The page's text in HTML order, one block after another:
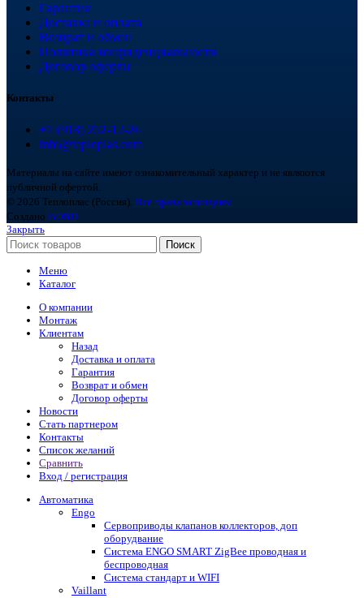
Гарантия
Доставка и оплата
Возврат и обмен
Политика конфиденциальности
Договор оферты
Контакты
+7 (918) 252-12-26
info@teploplas.com
Материалы на сайте имеют ознакомительный характер и не являются
публичной офертой.
© 2026 Теплоплас (Россия). Все права защищены.
Создано BOND
Закрыть
Поиск
Меню
Каталог
О компании
Монтаж
Клиентам
Назад
Доставка и оплата
Гарантия
Возврат и обмен
Договор оферты
Новости
Стать партнером
Контакты
Список желаний
Сравнить
Вход / регистрация
Автоматика
Engo
Сервоприводы клапанов коллекторов, доп
оборудвание
Система ENGO SMART ZigBee проводная и
беспроводная
Система стандарт и WIFI
Vaillant